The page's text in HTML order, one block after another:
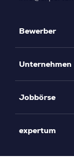
Bewerber
Unternehmen
Jobbörse
expertum